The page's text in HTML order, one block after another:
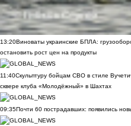
13:20Виноваты украинские БПЛА:
остановить рост цен на продукты
11:40Скульптуру бойцам СВО в стиле
сквере клуба «Молодёжный» в Шахтах
09:35Почти 60 пострадавших: появились